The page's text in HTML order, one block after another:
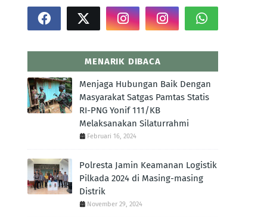
MENARIK DIBACA
Menjaga Hubungan Baik Dengan
Masyarakat Satgas Pamtas Statis
RI-PNG Yonif 111/KB
Melaksanakan Silaturrahmi
Februari 16, 2024
Polresta Jamin Keamanan Logistik
Pilkada 2024 di Masing-masing
Distrik
November 29, 2024